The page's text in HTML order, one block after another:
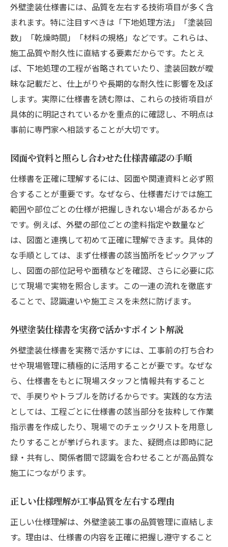
外壁塗装仕様書と現場のズレを防ぐ方法
保証やアフター対応を見極める仕様書の読
み方
外壁塗装仕様書をもとにした質問リスト作
成法
仕様書と見積もりを突き合わせる際の注意
点
工程ごとに見る外壁塗装仕様書の確認ポイント
ツ
下地処理工程で必ず確認すべき仕様内容
塗装工程ごとの材料指定と仕様書の関係
工程管理で仕様書を生かすチェック方法
外壁塗装完了時の仕様書確認ポイント
各工程での仕様記載と実務のギャップ解消
材料選定で失敗しないための仕様書活用術
外壁塗装材料の選定基準と仕様書の読み方
外壁塗装で重視すべき性能と仕様書の関係
性
実績ある材料選びに役立つ仕様書情報
外壁塗装仕様とメーカー仕様の違いを理解
材料選定ミスを防ぐための仕様書活用法
施工管理に活かせる外壁塗装仕様書のポイント
外壁塗装の施工管理に役立つ仕様書の要素
品質確保のための仕様書チェックリスト
外壁塗装現場で仕様書を活かす指示方法
外壁塗装仕様書と管理記録の連携方法
トラブル未然防止に仕様書が果たす役割
安心して契約するために仕様書で見るべき点
外壁塗装仕様書には、品質を左右する技術項目が多く含
まれます。特に注目すべきは「下地処理方法」「塗装回
数」「乾燥時間」「材料の規格」などです。これらは、
施工品質や耐久性に直結する要素だからです。たとえ
ば、下地処理の工程が省略されていたり、塗装回数が曖
昧な記載だと、仕上がりや長期的な耐久性に影響を及ぼ
します。実際に仕様書を読む際は、これらの技術項目が
具体的に明記されているかを重点的に確認し、不明点は
事前に専門家へ相談することが大切です。
図面や資料と照らし合わせた仕様書確認の手順
仕様書を正確に理解するには、図面や関連資料と必ず照
合することが重要です。なぜなら、仕様書だけでは施工
範囲や部位ごとの仕様が把握しきれない場合があるから
です。例えば、外壁の部位ごとの塗料指定や数量など
は、図面と連携して初めて正確に理解できます。具体的
な手順としては、まず仕様書の該当箇所をピックアップ
し、図面の部位記号や面積などを確認、さらに必要に応
じて現場で実物を照合します。この一連の流れを徹底す
ることで、認識違いや施工ミスを未然に防げます。
外壁塗装仕様書を実務で活かすポイント解説
外壁塗装仕様書を実務で活かすには、工事前の打ち合わ
せや現場管理に積極的に活用することが要です。なぜな
ら、仕様書をもとに現場スタッフと情報共有すること
で、手戻りやトラブルを防げるからです。実践的な方法
としては、工程ごとに仕様書の該当部分を抜粋して作業
指示書を作成したり、現場でのチェックリストを用意し
たりすることが挙げられます。また、疑問点は即時に記
録・共有し、関係者間で認識を合わせることが高品質な
施工につながります。
正しい仕様理解が工事品質を左右する理由
正しい仕様理解は、外壁塗装工事の品質管理に直結しま
す。理由は、仕様書の内容を正確に把握し遵守すること